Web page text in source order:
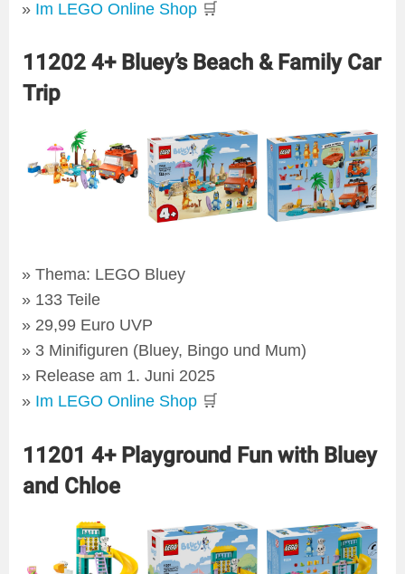
Im LEGO Online Shop 🛒
11202 4+ Bluey’s Beach & Family Car
Trip
Thema: LEGO Bluey
133 Teile
29,99 Euro UVP
3 Minifiguren (Bluey, Bingo und Mum)
Release am 1. Juni 2025
Im LEGO Online Shop 🛒
11201 4+ Playground Fun with Bluey
and Chloe